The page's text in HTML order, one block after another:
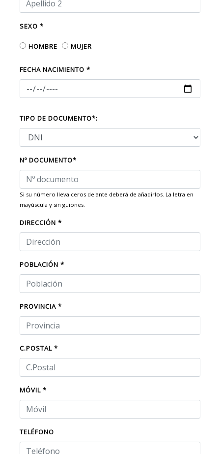
SEXO *
HOMBRE MUJER
FECHA NACIMIENTO *
TIPO DE DOCUMENTO*:
Nº DOCUMENTO*
Si su número lleva ceros delante deberá de añadirlos. La letra en
mayúscula y sin guiones.
DIRECCIÓN *
POBLACIÓN *
PROVINCIA *
C.POSTAL *
MÓVIL *
TELÉFONO